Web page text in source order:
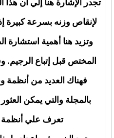
تجدر الإشارة هنا إلي أن
لإنقاص وزنه بسرعة كبيرة
وتزيد هنا أهمية استشارة
المختص قبل إتباع
فهناك العديد من أنظمة
بالمجلة والتي يمكن
تعرف علي أنظمة